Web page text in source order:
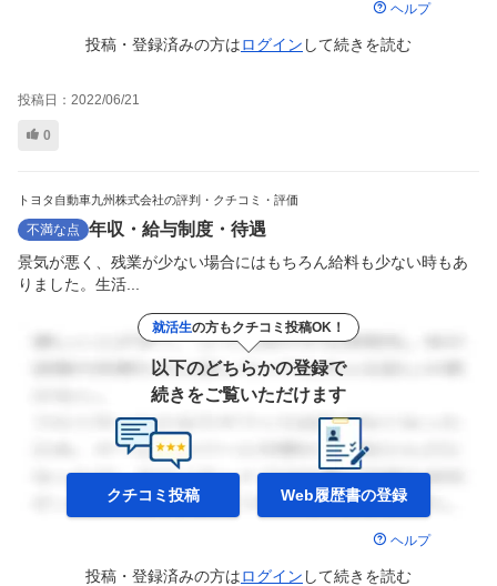
ヘルプ
投稿・登録済みの方はログイン して続きを読む
投稿日： 2022/06/21
0
トヨタ自動車九州株式会社の評判・クチコミ・評価
不満な点 年収・給与制度・待遇
景気が悪く、残業が少ない場合にはもちろん給料も少ない時もあ
りました。生活...
就活生の方もクチコミ投稿OK！
以下のどちらかの登録で
続きをご覧いただけます
クチコミ投稿 Web履歴書の登録
ヘルプ
投稿・登録済みの方はログイン して続きを読む